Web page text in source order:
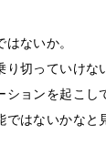
ないか。
切っていけな
ョンを起こし
ではないかなと